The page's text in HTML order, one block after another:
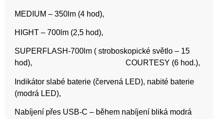
MEDIUM – 350lm (4 hod),
HIGHT – 700lm (2,5 hod),
SUPERFLASH-700lm ( stroboskopické světlo – 15
hod), COURTESY (6 hod.),
Indikátor slabé baterie (červená LED), nabité baterie
(modrá LED),
Nabíjení přes USB-C – během nabíjení bliká modrá